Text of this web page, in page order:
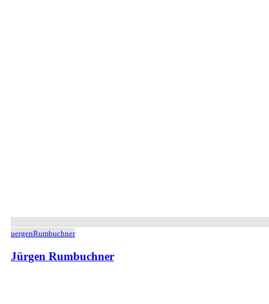
uergenRumbuchner
Jürgen Rumbuchner